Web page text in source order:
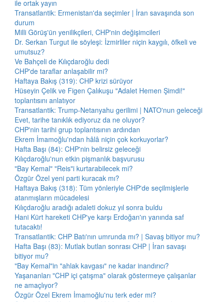
ile ortak yayın
Transatlantik: Ermenistan'da seçimler | İran savaşında son
durum
Milli Görüş'ün yenilikçileri, CHP'nin değişimcileri
Dr. Serkan Turgut ile söyleşi: İzmirliler niçin kaygılı, öfkeli ve
umutsuz?
Ve Bahçeli de Kılıçdaroğlu dedi
CHP'de taraflar anlaşabilir mi?
Haftaya Bakış (319): CHP krizi sürüyor
Hüseyin Çelik ve Figen Çalıkuşu "Adalet Hemen Şimdi!"
toplantısını anlatıyor
Transatlantik: Trump-Netanyahu gerilimi | NATO'nun geleceği
Evet, tarihe tanıklık ediyoruz da ne oluyor?
CHP'nin tarihi grup toplantısının ardından
Ekrem İmamoğlu'ndan hâlâ niçin çok korkuyorlar?
Hafta Başı (84): CHP'nin belirsiz geleceği
Kılıçdaroğlu'nun etkin pişmanlık başvurusu
"Bay Kemal" "Reis"i kurtarabilecek mi?
Özgür Özel yeni parti kuracak mı?
Haftaya Bakış (318): Tüm yönleriyle CHP'de seçilmişlerle
atanmışların mücadelesi
Kılıçdaroğlu aradığı adaleti dokuz yıl sonra buldu
Hani Kürt hareketi CHP'ye karşı Erdoğan'ın yanında saf
tutacaktı!
Transatlantik: CHP Batı'nın umrunda mı? | Savaş bitiyor mu?
Hafta Başı (83): Mutlak butlan sonrası CHP | İran savaşı
bitiyor mu?
"Bay Kemal"in "ahlak kavgası" ne kadar inandırıcı?
Yaşananları "CHP içi çatışma" olarak göstermeye çalışanlar
ne amaçlıyor?
Özgür Özel Ekrem İmamoğlu'nu terk eder mi?